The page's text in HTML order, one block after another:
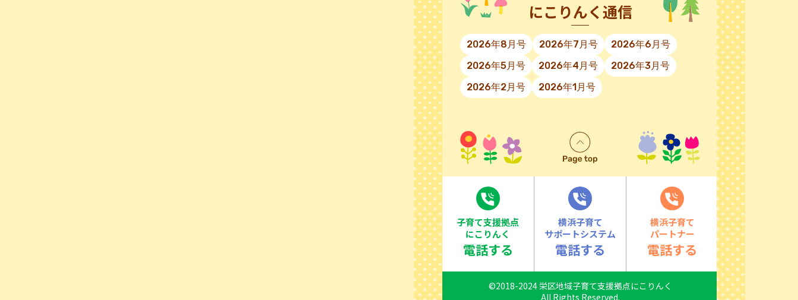
にこりんく通信
2026年8月号 2026年7月号
2026年6月号
2026年5月号
2026年4月号
2026年3月号
2026年2月号
2026年1月号
⼦育て⽀援拠点
にこりんく
電話する
横浜子育て
サポートシステム
電話する
横浜子育て
パートナー
電話する
©2018-2024 栄区地域子育て支援拠点にこりんく
All Rights Reserved.